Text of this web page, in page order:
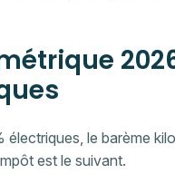
électriques, le barème
est le suivant.